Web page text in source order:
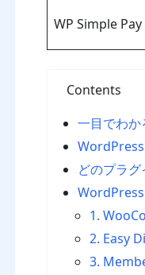
WP Simple Pay
Contents
一目でわか
WordPress
どのプラ
1.
2. Easy
3.